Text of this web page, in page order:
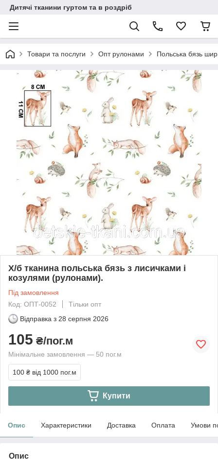
Дитячі тканини гуртом та в роздріб
Товари та послуги Опт рулонами Польська бязь
Х/б тканина польська бязь з лисичками і
козулями (рулонами).
Під замовлення
Код: ОПТ-0052
Тільки опт
Відправка з 28 серпня 2026
105 ₴/пог.м
Мінімальне замовлення — 50 пог.м
100 ₴ від 1000 пог.м
Купити
Опис Характеристики Доставка Оплата Умови
Опис